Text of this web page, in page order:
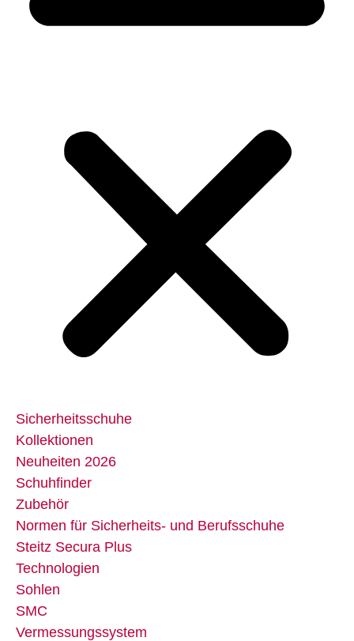
Sicherheitsschuhe
Kollektionen
Neuheiten 2026
Schuhfinder
Zubehör
Normen für Sicherheits- und Berufsschuhe
Steitz Secura Plus
Technologien
Sohlen
SMC
Vermessungssystem